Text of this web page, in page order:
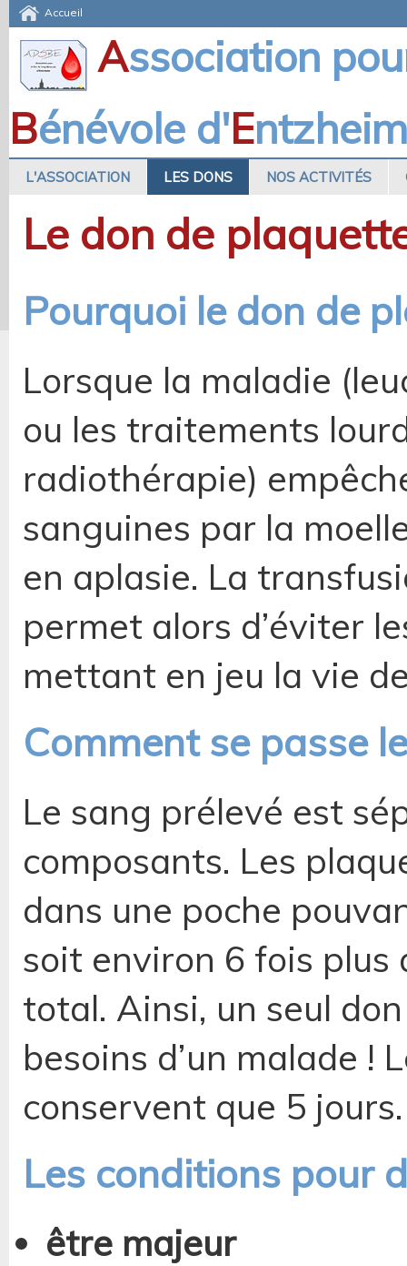
Accueil
Association
Bénévole d'Entzheim
L'ASSOCIATION LES DONS NOS ACTIVITÉS
Le don de
Pourquoi le don de
Lorsque la maladie
ou les traitements
radiothérapie)
sanguines par la
en aplasie. La
permet alors d’éviter
mettant en jeu la vie
Comment se passe
Le sang prélevé est
composants. Les
dans une poche
soit environ 6 fois plus
total. Ainsi, un seul
besoins d’un malade !
conservent que 5 jours.
Les conditions pour
être majeur